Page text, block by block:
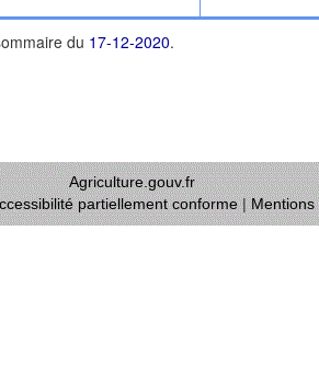
du 17-12-2020.
Agriculture.gouv.fr
partiellement conforme|Mentions